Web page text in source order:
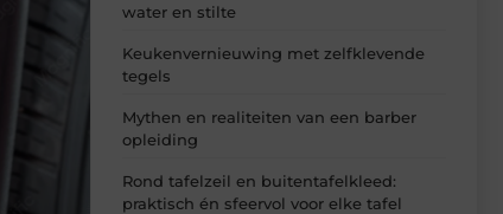
water en stilte
Keukenvernieuwing met zelfklevende
tegels
Mythen en realiteiten van een barber
opleiding
Rond tafelzeil en buitentafelkleed:
praktisch én sfeervol voor elke tafel